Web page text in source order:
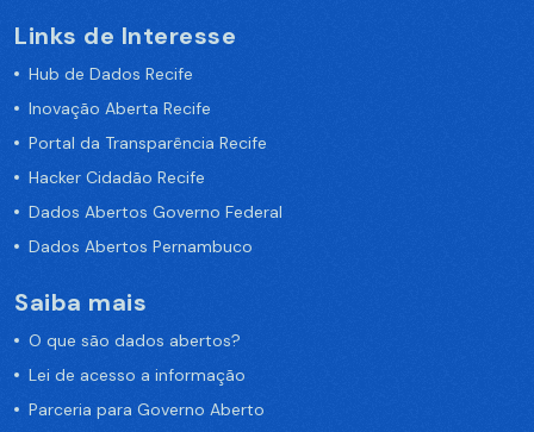
Links de Interesse
Hub de Dados Recife
Inovação Aberta Recife
Portal da Transparência Recife
Hacker Cidadão Recife
Dados Abertos Governo Federal
Dados Abertos Pernambuco
Saiba mais
O que são dados abertos?
Lei de acesso a informação
Parceria para Governo Aberto